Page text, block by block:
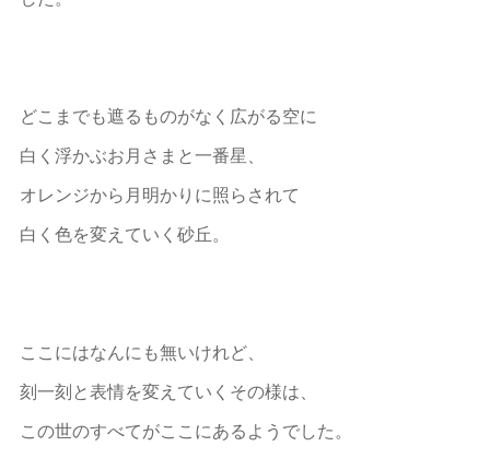
どこまでも遮るものがなく広がる空に
白く浮かぶお月さまと一番星、
オレンジから月明かりに照らされて
白く色を変えていく砂丘。
ここにはなんにも無いけれど、
刻一刻と表情を変えていくその様は、
この世のすべてがここにあるようでした。